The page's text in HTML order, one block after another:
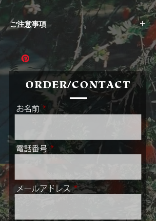
ご注意事項
プライスは全て消費税込です。配送の際は別
途送料がかかります。
お使いのモニター・PC環境等によって色味
が違って見えることをご了承ください。
当店の取り扱い商品は基本的に全て古いもの
写真や文章でお伝えしきれない経年のキズや
特徴などがございます。
ご入金手続き完了後は、お客さまご都合によ
る返品・キャンセルは承りかねます。
お問い合わせ・オーダーはwebからも承っ
商品名か商品番号を添えて、フォームよりお
問合せくださいませ。
なお、商品は実店舗でも販売を行なっており
ます。
ORDER/CONTACT
お名前
電話番号
メールアドレス